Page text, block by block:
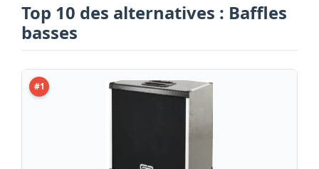
Top 10 des alternatives : Baffles
basses
#1